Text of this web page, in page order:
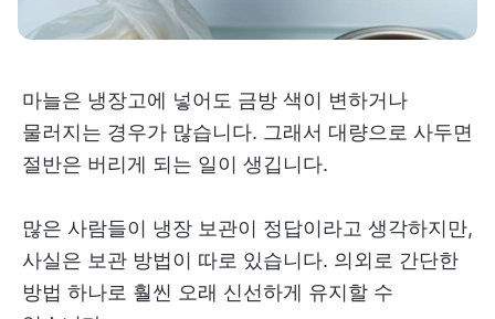
마늘은 냉장고에 넣어도 금방 색이 변하거나
물러지는 경우가 많습니다. 그래서 대량으로 사두면
절반은 버리게 되는 일이 생깁니다.
많은 사람들이 냉장 보관이 정답이라고 생각하지만,
사실은 보관 방법이 따로 있습니다. 의외로 간단한
방법 하나로 훨씬 오래 신선하게 유지할 수